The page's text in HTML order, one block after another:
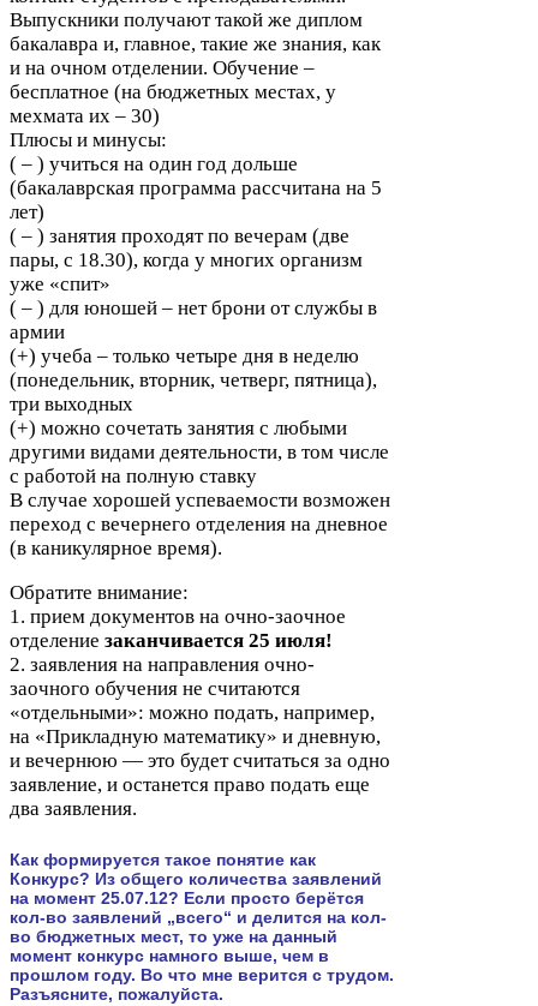
Выпускники получают такой же диплом
бакалавра и, главное, такие же знания, как
и на очном отделении. Обучение –
бесплатное (на бюджетных местах, у
мехмата их – 30)
Плюсы и минусы:
( – ) учиться на один год дольше
(бакалаврская программа рассчитана на 5
лет)
( – ) занятия проходят по вечерам (две
пары, с 18.30), когда у многих организм
уже «спит»
( – ) для юношей – нет брони от службы в
армии
(+) учеба – только четыре дня в неделю
(понедельник, вторник, четверг, пятница),
три выходных
(+) можно сочетать занятия с любыми
другими видами деятельности, в том числе
с работой на полную ставку
В случае хорошей успеваемости возможен
переход с вечернего отделения на дневное
(в каникулярное время).
Обратите внимание:
1. прием документов на очно-​заочное
отделение заканчивается 25 июля!
2. заявления на направления очно-​
заочного обучения не считаются
«отдельными»: можно подать, например,
на «Прикладную математику» и дневную,
и вечернюю — это будет считаться за одно
заявление, и останется право подать еще
два заявления.
Как формируется такое понятие как
Конкурс? Из общего количества заявлений
на момент 25.07.12? Если просто берётся
кол-​во заявлений „всего“ и делится на кол-​
во бюджетных мест, то уже на данный
момент конкурс намного выше, чем в
прошлом году. Во что мне верится с трудом.
Разъясните, пожалуйста.